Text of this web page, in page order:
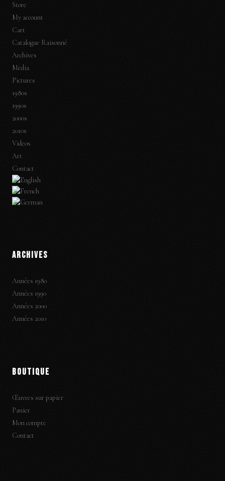
Store
My account
Cart
Catalogue Raisonné
Archives
Media
Pictures
1980s
1990s
2000s
2010s
Videos
Art
Contact
ARCHIVES
Années 1980
Années 1990
Années 2000
Années 2010
BOUTIQUE
Œuvres sur papier
Panier
Mon compte
Contact